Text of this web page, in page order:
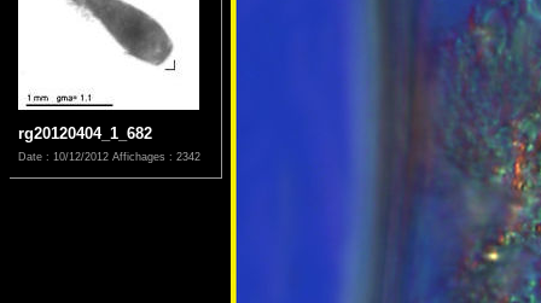
rg20120404_1_682
Date : 10/12/2012 Affichages : 2342